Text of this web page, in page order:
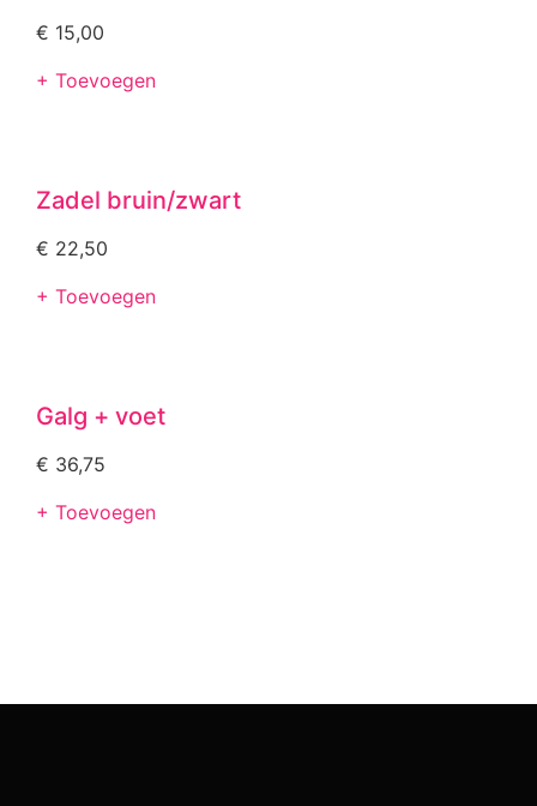
€ 15,00
+ Toevoegen
Zadel bruin/zwart
€ 22,50
+ Toevoegen
Galg + voet
€ 36,75
+ Toevoegen